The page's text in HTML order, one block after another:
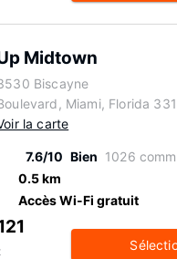
Midtown
Biscayne
Miami, Florida
la carte
7.6/10 Bien 1026
0.5 km
Accès Wi-Fi gratuit